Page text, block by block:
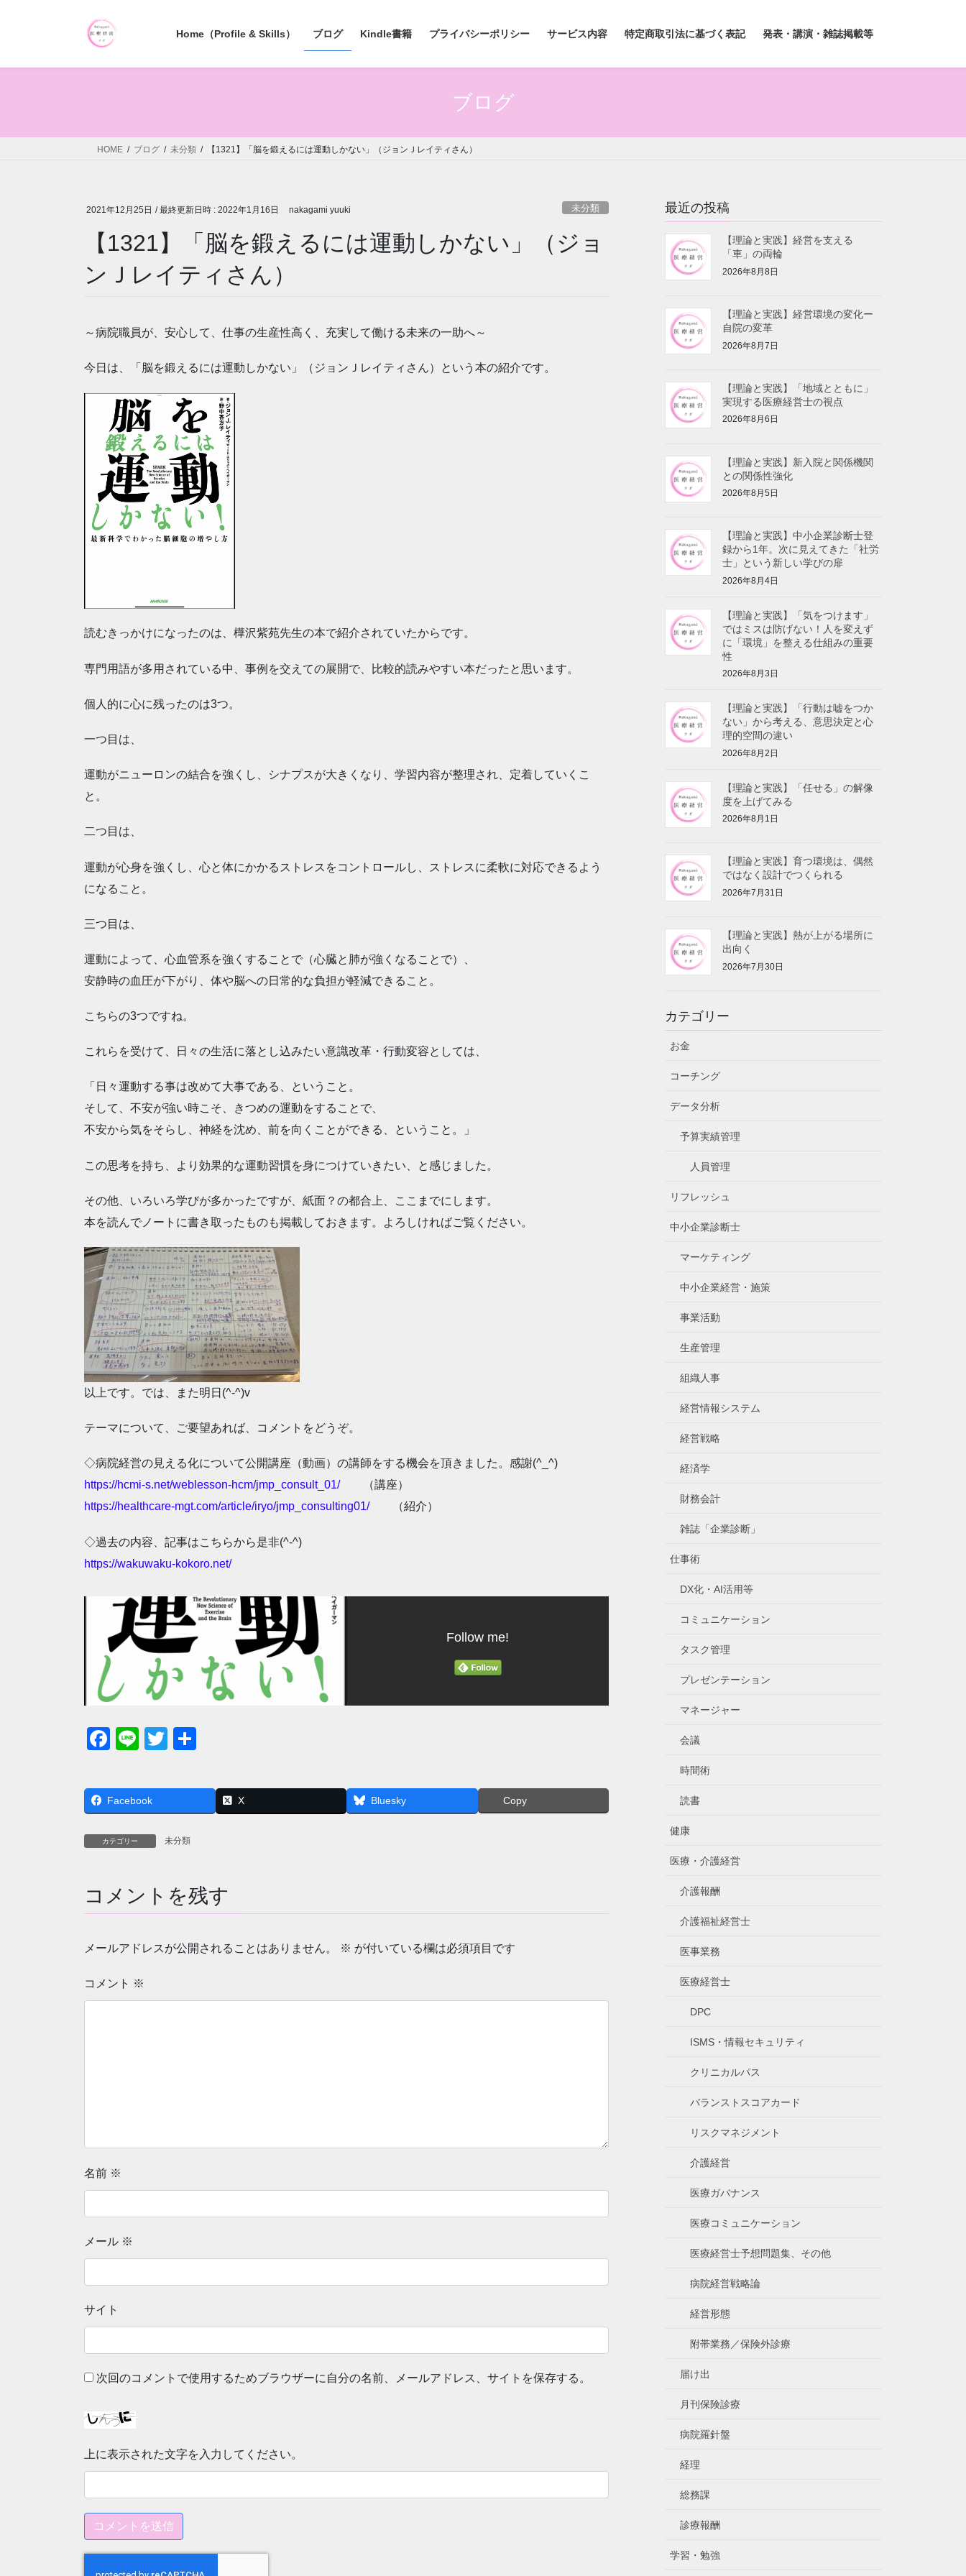
Home（Profile & Skills） ブログ Kindle書籍 プライバシーポリシー サービス内容 特定商取引法に基づく表記 発表・講演・雑誌掲載等
ブログ
HOME ブログ 未分類 【1321】「脳を鍛えるには運動しかない」（ジョンＪレイティさん）
2021年12月25日 / 最終更新日時 : 2022年1月16日 nakagami yuuki 未分類
【1321】「脳を鍛えるには運動しかない」（ジョ
ンＪレイティさん）
～病院職員が、安心して、仕事の生産性高く、充実して働ける未来の一助へ～
今日は、「脳を鍛えるには運動しかない」（ジョンＪレイティさん）という本の紹介です。
読むきっかけになったのは、樺沢紫苑先生の本で紹介されていたからです。
専門用語が多用されている中、事例を交えての展開で、比較的読みやすい本だったと思います。
個人的に心に残ったのは3つ。
一つ目は、
運動がニューロンの結合を強くし、シナプスが大きくなり、学習内容が整理され、定着していくこ
と。
二つ目は、
運動が心身を強くし、心と体にかかるストレスをコントロールし、
ストレスに柔軟に対応できるよう
になること。
三つ目は、
運動によって、心血管系を強くすることで（心臓と肺が強くなるこ とで）、
安静時の血圧が下がり、体や脳への日常的な負担が軽減できること 。
こちらの3つですね。
これらを受けて、日々の生活に落とし込みたい意識改革・行動変容としては、
「日々運動する事は改めて大事である、ということ。
そして、不安が強い時こそ、きつめの運動をすることで、
不安から気をそらし、神経を沈め、前を向くことができる、という こと。」
この思考を持ち、より効果的な運動習慣を身につけていきたい、と感じました。
その他、いろいろ学びが多かったですが、紙面？の都合上、ここま でにします。
本を読んでノートに書き取ったものも掲載しておきます。よろしければご覧ください。
以上です。では、また明日(^-^)v
テーマについて、ご要望あれば、コメントをどうぞ。
◇病院経営の見える化について公開講座（動画）の講師をする機会を頂きました。感謝(^_^)
https://hcmi-s.net/weblesson-hcm/jmp_consult_01/（講座）
https://healthcare-mgt.com/article/iryo/jmp_consulting01/（紹介）
◇過去の内容、記事はこちらから是非(^-^)
https://wakuwaku-kokoro.net/
Follow me!
F
c
e
b
o
k
Li
e
T
tt
er
Facebook X Bluesky Copy
カテゴリー 未分類
コメントを残す
メールアドレスが公開されることはありません。 ※ が付いている欄は必須項目です
コメント ※
名前 ※
メール ※
サイト
次回のコメントで使用するためブラウザーに自分の名前、メールアドレス、サイトを保存する。
上に表示された文字を入力してください。
最近の投稿
【理論と実践】経営を支える
「車」の両輪
2026年8月8日
【理論と実践】経営環境の変化ー
自院の変革
2026年8月7日
【理論と実践】「地域とともに」
実現する医療経営士の視点
2026年8月6日
【理論と実践】新入院と関係機関
との関係性強化
2026年8月5日
【理論と実践】中小企業診断士登
録から1年。次に見えてきた「社労
士」という新しい学びの扉
2026年8月4日
【理論と実践】「気をつけます」
ではミスは防げない！人を変えず
に「環境」を整える仕組みの重要
性
2026年8月3日
【理論と実践】「行動は嘘をつか
ない」から考える、意思決定と心
理的空間の違い
2026年8月2日
【理論と実践】「任せる」の解像
度を上げてみる
2026年8月1日
【理論と実践】育つ環境は、偶然
ではなく設計でつくられる
2026年7月31日
【理論と実践】熱が上がる場所に
出向く
2026年7月30日
カテゴリー
お金
コーチング
データ分析
予算実績管理
人員管理
リフレッシュ
中小企業診断士
マーケティング
中小企業経営・施策
事業活動
生産管理
組織人事
経営情報システム
経営戦略
経済学
財務会計
雑誌「企業診断」
仕事術
DX化・AI活用等
コミュニケーション
タスク管理
プレゼンテーション
マネージャー
会議
時間術
読書
健康
医療・介護経営
介護報酬
介護福祉経営士
医事業務
医療経営士
DPC
ISMS・情報セキュリティ
クリニカルパス
バランストスコアカード
リスクマネジメント
介護経営
医療ガバナンス
医療コミュニケーション
医療経営士予想問題集、その他
病院経営戦略論
経営形態
附帯業務／保険外診療
届け出
月刊保険診療
病院羅針盤
経理
総務課
診療報酬
学習・勉強